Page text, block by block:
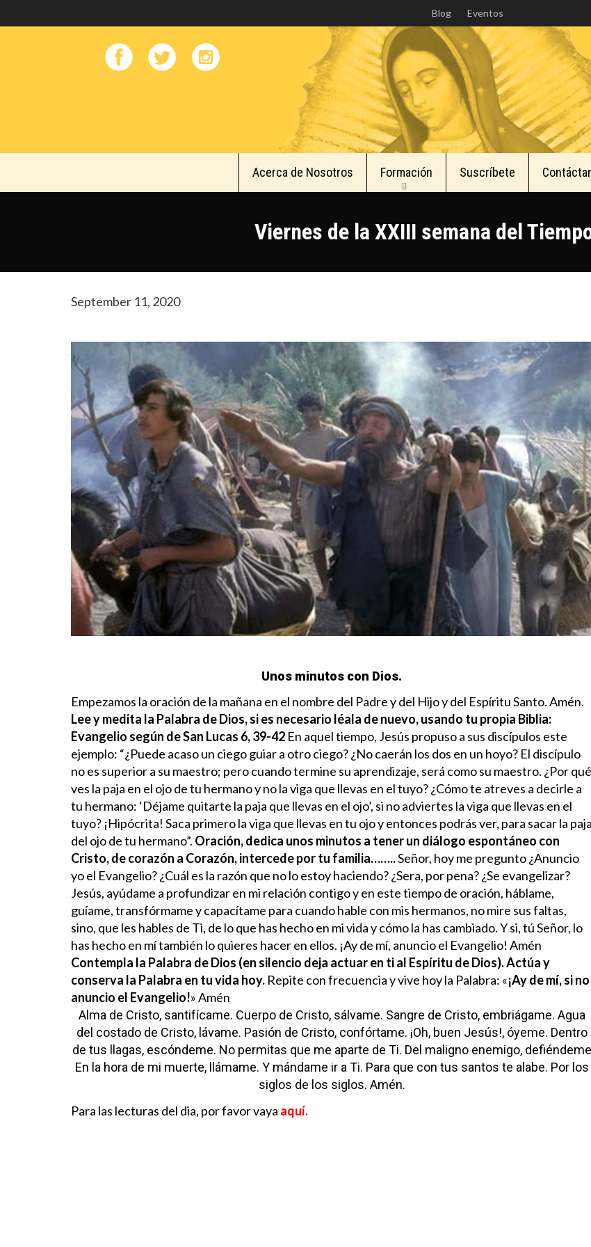
Skip
to
main
content
Blog Eventos
Acerca de Nosotros Formación Suscríbete
Viernes de la XXIII semana del
September 11, 2020
Unos minutos con Dios.
Empezamos la oración de la mañana en el nombre del Padre y del Hijo y del Espíritu Santo. Amén.
Lee y medita la Palabra de Dios, si es necesario léala de nuevo, usando tu propia Biblia:
Evangelio según de San Lucas 6, 39-42 En aquel tiempo, Jesús propuso a sus discípulos este
ejemplo: “¿Puede acaso un ciego guiar a otro ciego? ¿No caerán los dos en un hoyo? El discípulo
no es superior a su maestro; pero cuando termine su aprendizaje, será como su maestro. ¿Por qué
ves la paja en el ojo de tu hermano y no la viga que llevas en el tuyo? ¿Cómo te atreves a decirle a
tu hermano: ‘Déjame quitarte la paja que llevas en el ojo’, si no adviertes la viga que llevas en el
tuyo? ¡Hipócrita! Saca primero la viga que llevas en tu ojo y entonces podrás ver, para sacar la paja
del ojo de tu hermano”. Oración, dedica unos minutos a tener un diálogo espontáneo con
Cristo, de corazón a Corazón, intercede por tu familia……..Señor, hoy me pregunto ¿Anuncio
yo el Evangelio? ¿Cuál es la razón que no lo estoy haciendo? ¿Sera, por pena? ¿Se evangelizar?
Jesús, ayúdame a profundizar en mi relación contigo y en este tiempo de oración, háblame,
guíame, transfórmame y capacítame para cuando hable con mis hermanos, no mire sus faltas,
sino, que les hables de Ti, de lo que has hecho en mi vida y cómo la has cambiado. Y si, tú Señor, lo
has hecho en mí también lo quieres hacer en ellos. ¡Ay de mí, anuncio el Evangelio! Amén
Contempla la Palabra de Dios (en silencio deja actuar en ti al Espíritu de Dios). Actúa y
conserva la Palabra en tu vida hoy. Repite con frecuencia y vive hoy la Palabra: «¡Ay de mí, si no
anuncio el Evangelio!» Amén
Alma de Cristo, santifícame. Cuerpo de Cristo, sálvame. Sangre de Cristo, embriágame. Agua
del costado de Cristo, lávame. Pasión de Cristo, confórtame. ¡Oh, buen Jesús!, óyeme. Dentro
de tus llagas, escóndeme. No permitas que me aparte de Ti. Del maligno enemigo, defiéndeme
En la hora de mi muerte, llámame. Y mándame ir a Ti. Para que con tus santos te alabe. Por los
siglos de los siglos. Amén.
Para las lecturas del dia, por favor vaya aquí.